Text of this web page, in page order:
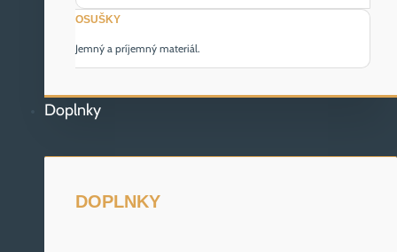
OSUŠKY
Jemný a príjemný materiál.
Doplnky
DOPLNKY